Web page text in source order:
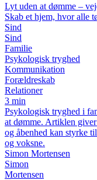
Lyt uden at dømme –
Skab et hjem, hvor alle
Sind
Sind
Familie
Psykologisk tryghed
Kommunikation
Forældreskab
Relationer
3 min
Psykologisk tryghed i
at dømme. Artiklen
og åbenhed kan styrke
og voksne.
Simon Mortensen
Simon
Mortensen